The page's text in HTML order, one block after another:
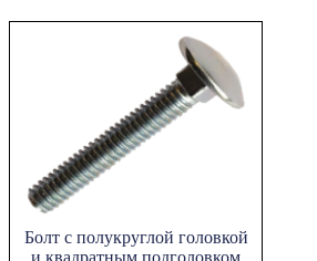
Болт с полукруглой головкой